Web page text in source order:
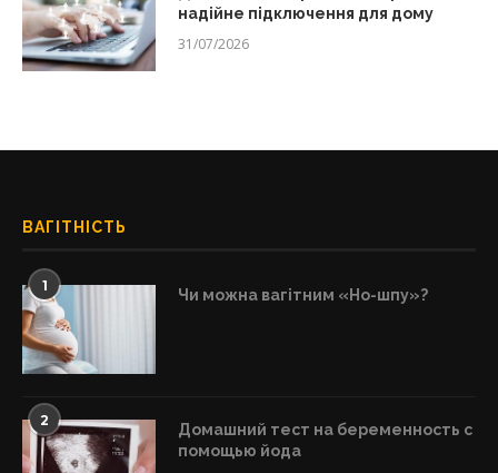
надійне підключення для дому
31/07/2026
ВАГІТНІСТЬ
1 Чи можна вагітним «Но-шпу»?
2
Домашний тест на беременность с
помощью йода